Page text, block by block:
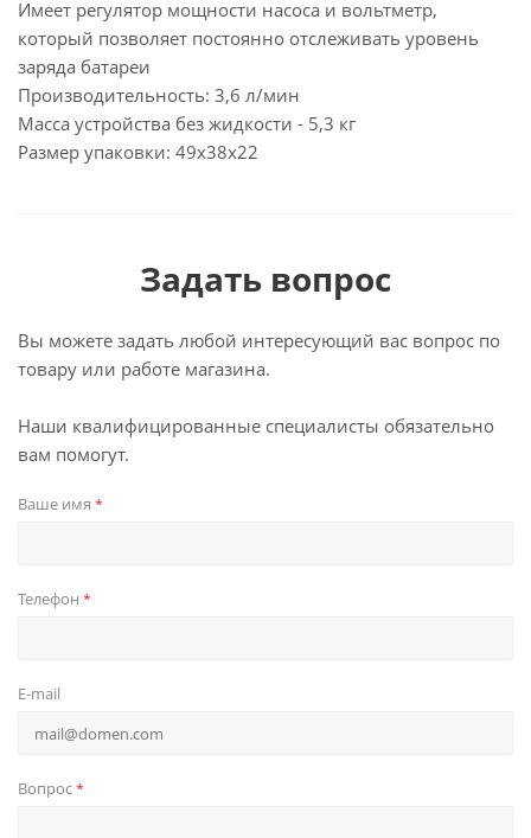
Имеет регулятор мощности насоса и вольтметр,
который позволяет постоянно отслеживать уровень
заряда батареи
Производительность: 3,6 л/мин
Масса устройства без жидкости - 5,3 кг
Размер упаковки: 49х38х22
Задать вопрос
Вы можете задать любой интересующий вас вопрос по
товару или работе магазина.
Наши квалифицированные специалисты обязательно
вам помогут.
Ваше имя *
Телефон *
E-mail
Вопрос*